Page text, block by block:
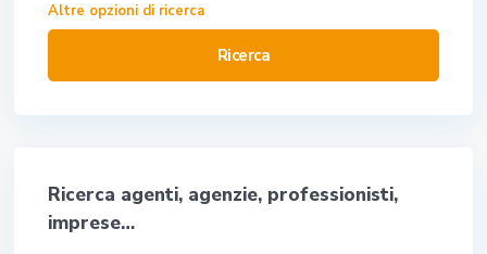
Altre opzioni di ricerca
Ricerca
Ricerca agenti, agenzie, professionisti,
imprese…